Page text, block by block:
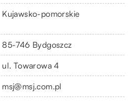
Kujawsko-pomorskie
85-746 Bydgoszcz
ul. Towarowa 4
msj@msj.com.pl